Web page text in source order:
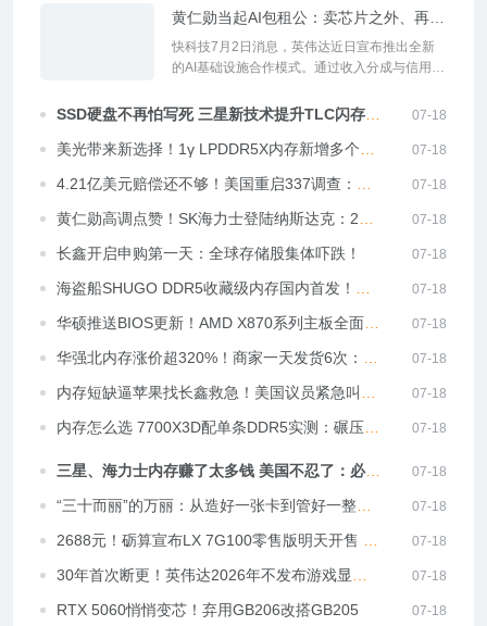
控制地膨胀，后台吞噬系统盘空间直到C盘被填
满，部分用户系统中该文件已增...
黄仁勋当起AI包租公：卖芯片之外、再抽
成厂商云收入
快科技7月2日消息，英伟达近日宣布推出全新
的AI基础设施合作模式。通过收入分成与信用支
租户AI工厂。英伟达将获得标准产品收入之外的
SSD硬盘不再怕写死 三星新技术提升TLC闪存寿
命43%
07-18
美光带来新选择！1γ LPDDR5X内存新增多个规
格
07-18
4.21亿美元赔偿还不够！美国重启337调查：英
伟达、三星、谷歌等全涉案
07-18
黄仁勋高调点赞！SK海力士登陆纳斯达克：265
亿美元募资规模超越阿里巴巴
07-18
长鑫开启申购第一天：全球存储股集体吓跌！ 07-18
海盗船SHUGO DDR5收藏级内存国内首发！
2026 ChinaJoy见
07-18
华硕推送BIOS更新！AMD X870系列主板全面支
持长鑫内存：频率飙至8400MT/s
07-18
华强北内存涨价超320%！商家一天发货6次：越
涨越抢
07-18
内存短缺逼苹果找长鑫救急！美国议员紧急叫
停：严重威胁国家安全
07-18
内存怎么选 7700X3D配单条DDR5实测：碾压
5800X3D配双条DDR4！
07-18
三星、海力士内存赚了太多钱 美国不忍了：必须
分享给美国
07-18
“三十而丽”的万丽：从造好一张卡到管好一整台
PC
07-18
2688元！砺算宣布LX 7G100零售版明天开售 多
数网友选择观望
07-18
30年首次断更！英伟达2026年不发布游戏显
卡：AMD迎捡漏良机
07-18
RTX 5060悄悄变芯！弃用GB206改搭GB205 07-18